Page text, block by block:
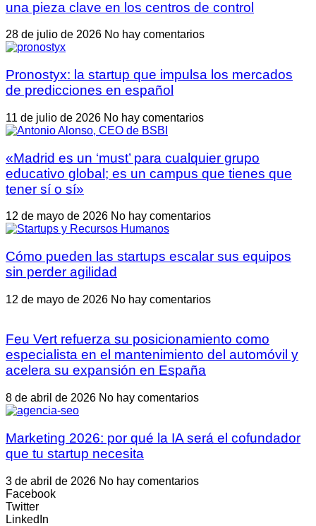
una pieza clave en los centros de control
28 de julio de 2026 No hay comentarios
Pronostyx: la startup que impulsa los mercados
de predicciones en español
11 de julio de 2026 No hay comentarios
«Madrid es un ‘must’ para cualquier grupo
educativo global; es un campus que tienes que
tener sí o sí»
12 de mayo de 2026 No hay comentarios
Cómo pueden las startups escalar sus equipos
sin perder agilidad
12 de mayo de 2026 No hay comentarios
Feu Vert refuerza su posicionamiento como
especialista en el mantenimiento del automóvil y
acelera su expansión en España
8 de abril de 2026 No hay comentarios
Marketing 2026: por qué la IA será el cofundador
que tu startup necesita
3 de abril de 2026 No hay comentarios
Facebook
Twitter
LinkedIn